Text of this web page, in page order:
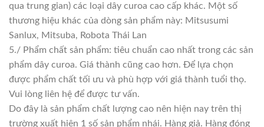
qua trung gian) các loại dây curoa cao cấp khác. Một số
thương hiệu khác của dòng sản phẩm này: Mitsusumi
Sanlux, Mitsuba, Robota Thái Lan
5./ Phẩm chất sản phẩm: tiêu chuẩn cao nhất trong các sản
phẩm dây curoa. Giá thành cũng cao hơn. Để lựa chọn
được phẩm chất tối ưu và phù hợp với giá thành tuổi thọ.
Vui lòng liên hệ để được tư vấn.
Do đây là sản phẩm chất lượng cao nên hiện nay trên thị
trường xuất hiện 1 số sản phẩm nhái. Hàng giả. Hàng đóng